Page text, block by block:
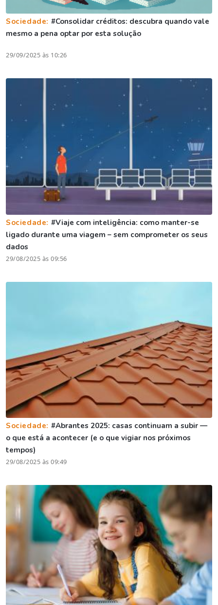
Sociedade: #Consolidar créditos: descubra quando vale
mesmo a pena optar por esta solução
29/09/2025 às 10:26
Sociedade: #Viaje com inteligência: como manter-se
ligado durante uma viagem – sem comprometer os seus
dados
29/08/2025 às 09:56
Sociedade: #Abrantes 2025: casas continuam a subir —
o que está a acontecer (e o que vigiar nos próximos
tempos)
29/08/2025 às 09:49